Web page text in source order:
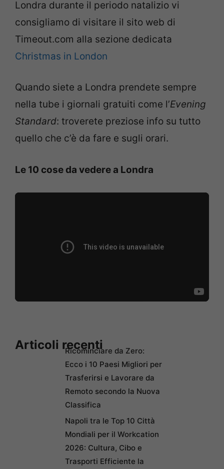
Londra durante il periodo natalizio vi
consigliamo di visitare il sito web di
Timeout.com alla sezione dedicata
Christmas in London
Quando siete a Londra prendete sempre
nella tube i giornali gratuiti come l’Evening
Standard: troverete preziose info su tutto
quello che c’è da fare e sugli orari.
Le 10 cose da vedere a Londra
Articoli recentiRicominciare da Zero:
Ecco i 10 Paesi Migliori per
Trasferirsi e Lavorare da
Remoto secondo la Nuova
Classifica
Napoli tra le Top 10 Città
Mondiali per il Workcation
2026: Cultura, Cibo e
Trasporti Efficiente la